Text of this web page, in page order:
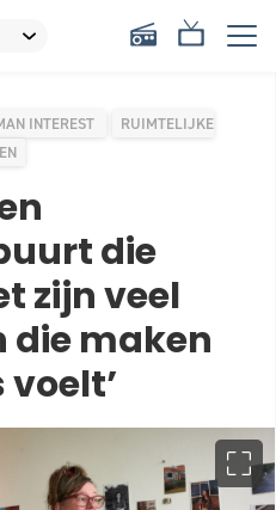
INTEREST
RUIMTELIJKE
die
zijn veel
die maken